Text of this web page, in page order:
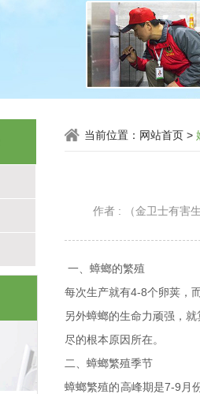
当前位置： 网站首页 >
作者 : （金卫士有害
一、蟑螂的繁殖
每次生产就有4-8个卵荚，
另外蟑螂的生命力顽强，
尽的根本原因所在。
二、蟑螂繁殖季节
蟑螂繁殖的高峰期是7-9月